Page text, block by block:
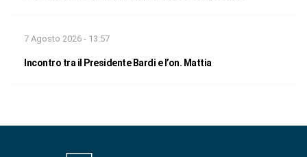
7 Agosto 2026 - 13:57
Incontro tra il Presidente Bardi e l’on. Mattia